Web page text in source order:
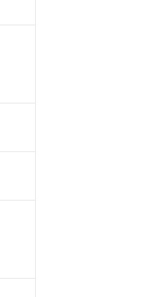
品が提供可能な商品です。
切り替える予定のある商品
品で、対応品を出す予定は